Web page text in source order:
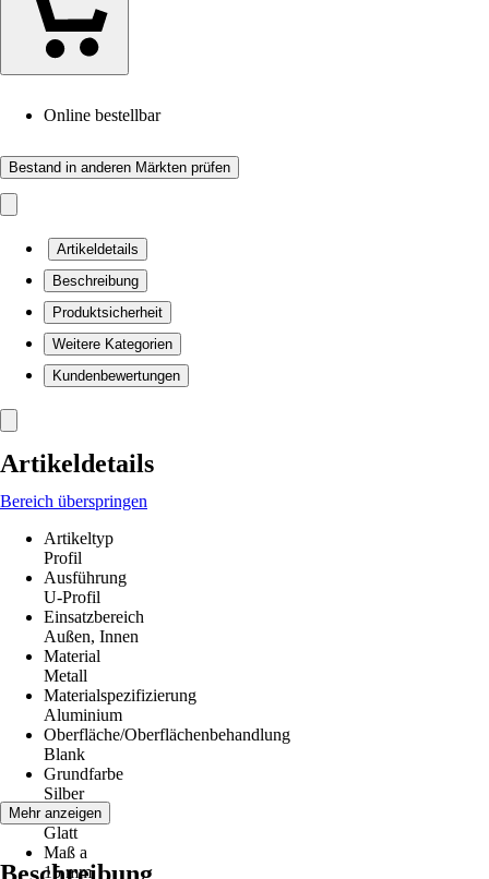
Online bestellbar
Bestand in anderen Märkten prüfen
Artikeldetails
Beschreibung
Produktsicherheit
Weitere Kategorien
Kundenbewertungen
Artikeldetails
Bereich überspringen
Artikeltyp
Profil
Ausführung
U-Profil
Einsatzbereich
Außen, Innen
Material
Metall
Materialspezifizierung
Aluminium
Oberfläche/Oberflächenbehandlung
Blank
Grundfarbe
Silber
Struktur
Glatt
Maß a
15 mm
Mehr anzeigen